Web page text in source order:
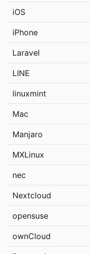
iOS
iPhone
Laravel
LINE
linuxmint
Mac
Manjaro
MXLinux
nec
Nextcloud
opensuse
ownCloud